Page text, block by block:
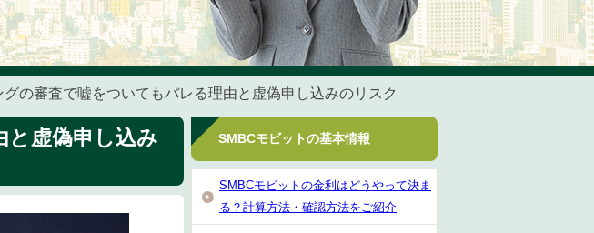
グの審査で嘘をついてもバレる理由と虚偽申し込みのリスク
虚偽申し込み
SMBCモビットの基本情報
SMBCモビットの金利はどうやって決ま
る？計算方法・確認方法をご紹介